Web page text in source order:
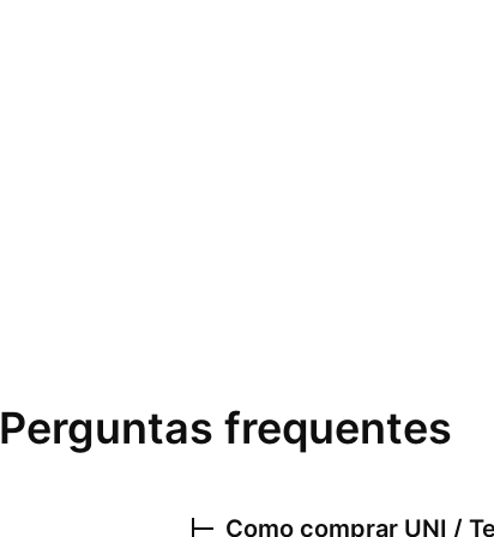
Perguntas frequentes
Como comprar UNI /